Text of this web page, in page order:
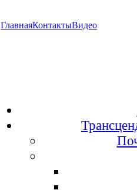
ГлавнаяКонтактыВидео